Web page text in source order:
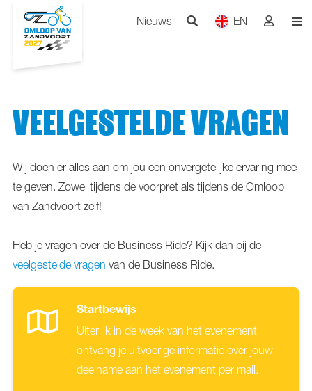
Nieuws EN
VEELGESTELDE VRAGEN
Wij doen er alles aan om jou een onvergetelijke ervaring mee
te geven. Zowel tijdens de voorpret als tijdens de Omloop
van Zandvoort zelf!
Heb je vragen over de Business Ride? Kijk dan bij de
veelgestelde vragen van de Business Ride.
Startbewijs
Uiterlijk in de week van het evenement
ontvang je uitvoerige informatie over jouw
deelname aan het evenement per mail.